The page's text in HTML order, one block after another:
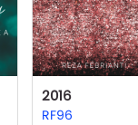
2016
RF96